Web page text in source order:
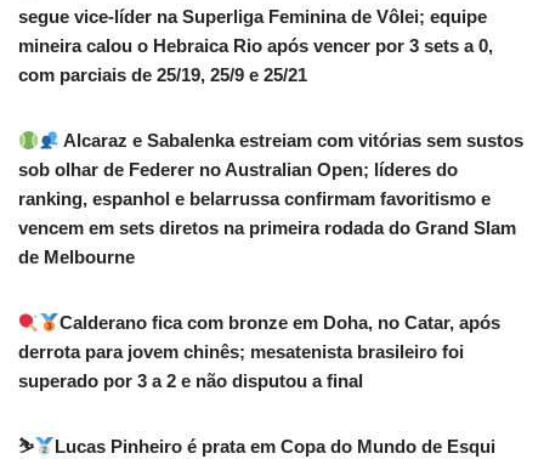
segue vice-líder na Superliga Feminina de Vôlei; equipe
mineira calou o Hebraica Rio após vencer por 3 sets a 0,
com parciais de 25/19, 25/9 e 25/21
Alcaraz e Sabalenka estreiam com vitórias sem sustos
sob olhar de Federer no Australian Open; líderes do
ranking, espanhol e belarrussa confirmam favoritismo e
vencem em sets diretos na primeira rodada do Grand Slam
de Melbourne
Calderano fica com bronze em Doha, no Catar, após
derrota para jovem chinês; mesatenista brasileiro foi
superado por 3 a 2 e não disputou a final
⛷
Lucas Pinheiro é prata em Copa do Mundo de Esqui